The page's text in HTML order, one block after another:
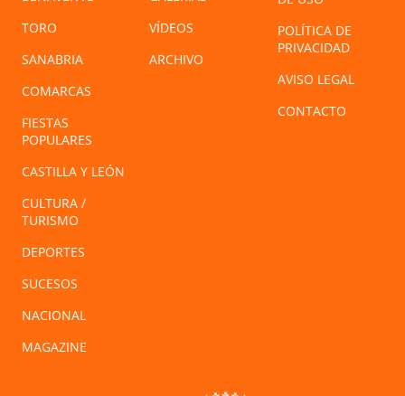
TORO
SANABRIA
COMARCAS
FIESTAS
POPULARES
CASTILLA Y LEÓN
CULTURA /
TURISMO
DEPORTES
SUCESOS
NACIONAL
MAGAZINE
VÍDEOS
ARCHIVO
POLÍTICA DE
PRIVACIDAD
AVISO LEGAL
CONTACTO